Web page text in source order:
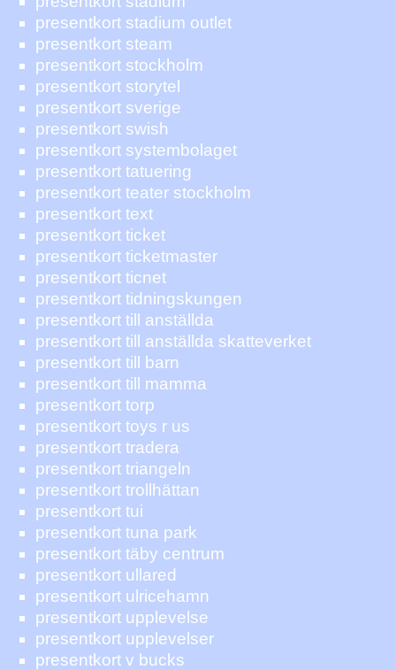
presentkort stadium outlet
presentkort steam
presentkort stockholm
presentkort storytel
presentkort sverige
presentkort swish
presentkort systembolaget
presentkort tatuering
presentkort teater stockholm
presentkort text
presentkort ticket
presentkort ticketmaster
presentkort ticnet
presentkort tidningskungen
presentkort till anställda
presentkort till anställda skatteverket
presentkort till barn
presentkort till mamma
presentkort torp
presentkort toys r us
presentkort tradera
presentkort triangeln
presentkort trollhättan
presentkort tui
presentkort tuna park
presentkort täby centrum
presentkort ullared
presentkort ulricehamn
presentkort upplevelse
presentkort upplevelser
presentkort v bucks